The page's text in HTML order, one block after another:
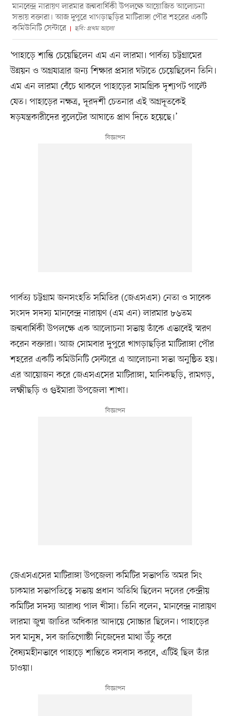
মানবেন্দ্র নারায়ণ লারমার জন্মবার্ষিকী উপলক্ষে আয়োজিত আলোচনা
সভায় বক্তারা। আজ দুপুরে খাগড়াছড়ির মাটিরাঙ্গা পৌর শহরের একটি
কমিউনিটি সেন্টারে
ছবি: প্রথম আলো
‘পাহাড়ে শান্তি চেয়েছিলেন এম এন লারমা। পার্বত্য চট্টগ্রামের
উন্নয়ন ও অগ্রযাত্রার জন্য শিক্ষার প্রসার ঘটাতে চেয়েছিলেন তিনি।
এম এন লারমা বেঁচে থাকলে পাহাড়ের সামগ্রিক দৃশ্যপট পাল্টে
যেত। পাহাড়ের নক্ষত্র, দূরদর্শী চেতনার এই অগ্রদূতকেই
ষড়যন্ত্রকারীদের বুলেটের আঘাতে প্রাণ দিতে হয়েছে।’
পার্বত্য চট্টগ্রাম জনসংহতি সমিতির (জেএসএস) নেতা ও সাবেক
সংসদ সদস্য মানবেন্দ্র নারায়ণ (এম এন) লারমার ৮৬তম
জন্মবার্ষিকী উপলক্ষে এক আলোচনা সভায় তাঁকে এভাবেই স্মরণ
করেন বক্তারা। আজ সোমবার দুপুরে খাগড়াছড়ির মাটিরাঙ্গা পৌর
শহরের একটি কমিউনিটি সেন্টারে এ আলোচনা সভা অনুষ্ঠিত হয়।
এর আয়োজন করে জেএসএসের মাটিরাঙ্গা, মানিকছড়ি, রামগড়,
লক্ষ্মীছড়ি ও গুইমারা উপজেলা শাখা।
জেএসএসের মাটিরাঙ্গা উপজেলা কমিটির সভাপতি অমর সিং
চাকমার সভাপতিত্বে সভায় প্রধান অতিথি ছিলেন দলের কেন্দ্রীয়
কমিটির সদস্য আরাধ্য পাল খীসা। তিনি বলেন, মানবেন্দ্র নারায়ণ
লারমা জুম্ম জাতির অধিকার আদায়ে সোচ্চার ছিলেন। পাহাড়ের
সব মানুষ, সব জাতিগোষ্ঠী নিজেদের মাথা উঁচু করে
বৈষ্যমহীনভাবে পাহাড়ে শান্তিতে বসবাস করবে, এটিই ছিল তাঁর
চাওয়া।